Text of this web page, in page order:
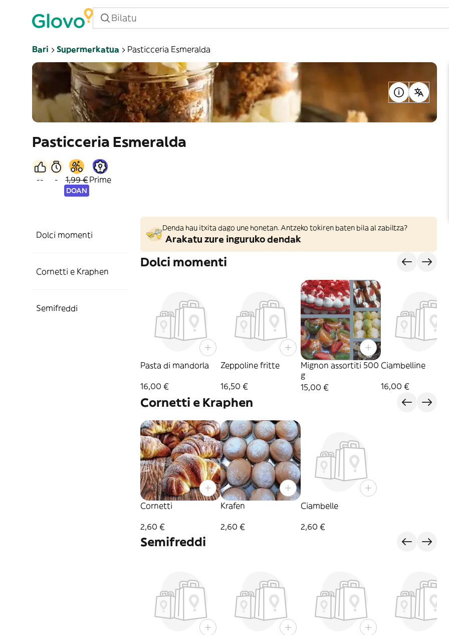
Bari Supermerkatua Pasticceria Esmeralda
Pasticceria Esmeralda
-- - 1,99 €
DOAN
Prime
Dolci momenti
Cornetti e Kraphen
Semifreddi
Denda hau itxita dago une honetan. Antzeko tokiren baten bila al zabiltza?
Arakatu zure inguruko dendak
Dolci momenti
Pasta di mandorla
16,00 €
Zeppoline fritte
16,50 €
Mignon assortiti 500
g
15,00 €
Ciambelline
16,00 €
Cornetti e Kraphen
Cornetti
2,60 €
Krafen
2,60 €
Ciambelle
2,60 €
Semifreddi